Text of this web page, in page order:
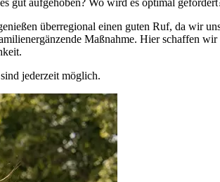
über­regional einen guten Ruf, da wir
Maß­nahme. Hier schaffen
jederzeit möglich.